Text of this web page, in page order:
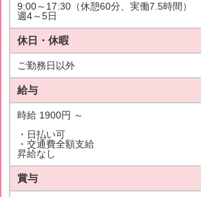
9:00～17:30（休憩60分、実働7.5時間）
週4～5日
休日・休暇
ご勤務日以外
給与
時給 1900円 ～
・日払い可
・交通費全額支給
昇給なし
賞与